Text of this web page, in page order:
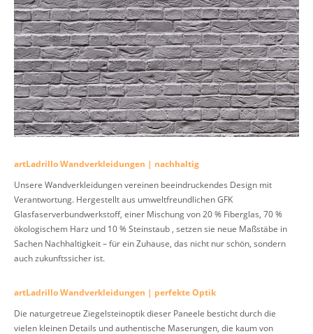
artLadrillo Wandverkleidungen | nachhaltig
Unsere Wandverkleidungen vereinen beeindruckendes Design mit
Verantwortung. Hergestellt aus umweltfreundlichen GFK
Glasfaserverbundwerkstoff, einer Mischung von 20 % Fiberglas, 70 %
ökologischem Harz und 10 % Steinstaub , setzen sie neue Maßstäbe in
Sachen Nachhaltigkeit – für ein Zuhause, das nicht nur schön, sondern
auch zukunftssicher ist.
artLadrillo Wandverkleidungen | perfekte Optik
Die naturgetreue Ziegelsteinoptik dieser Paneele besticht durch die
vielen kleinen Details und authentische Maserungen, die kaum von